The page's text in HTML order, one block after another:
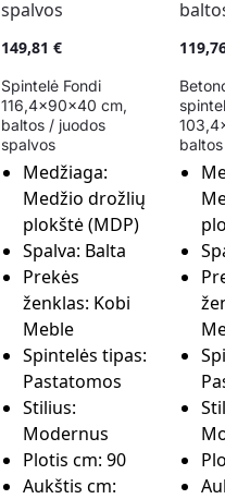
149,81 €
Spintelė Fondi
116,4x90x40 cm,
baltos / juodos
spalvos
Medžiaga:
Medžio drožlių
plokštė (MDP)
Spalva: Balta
Prekės
ženklas: Kobi
Meble
Spintelės tipas:
Pastatomos
Stilius:
Modernus
Plotis cm: 90
Aukštis cm: